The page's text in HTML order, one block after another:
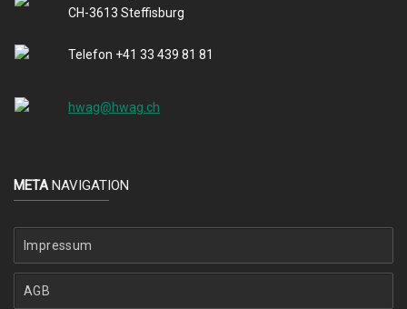
CH-3613 Steffisburg
Telefon +41 33 439 81 81
hwag@hwag.ch
META NAVIGATION
Impressum
AGB